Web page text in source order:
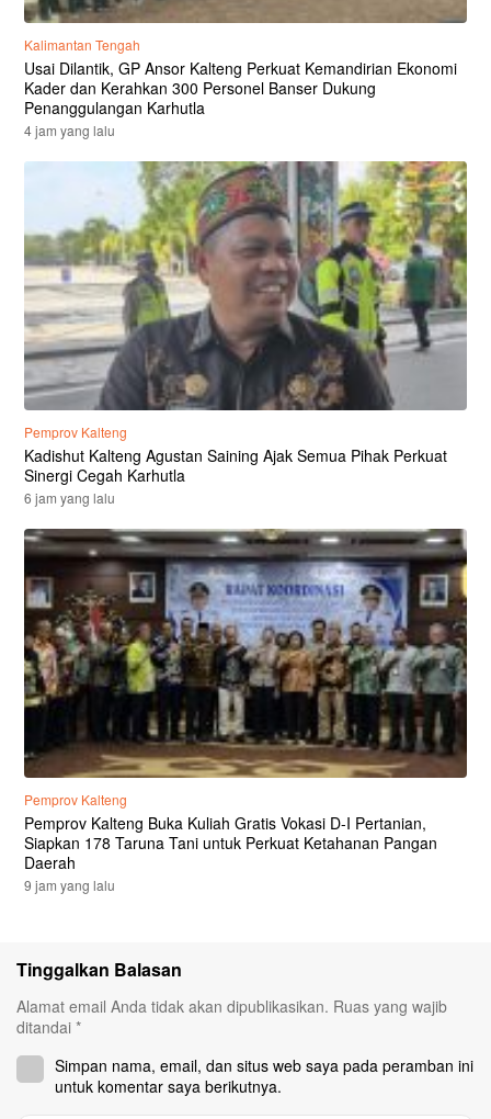
Kalimantan Tengah
Usai Dilantik, GP Ansor Kalteng Perkuat Kemandirian Ekonomi
Kader dan Kerahkan 300 Personel Banser Dukung
Penanggulangan Karhutla
4 jam yang lalu
Pemprov Kalteng
Kadishut Kalteng Agustan Saining Ajak Semua Pihak Perkuat
Sinergi Cegah Karhutla
6 jam yang lalu
Pemprov Kalteng
Pemprov Kalteng Buka Kuliah Gratis Vokasi D-I Pertanian,
Siapkan 178 Taruna Tani untuk Perkuat Ketahanan Pangan
Daerah
9 jam yang lalu
Tinggalkan Balasan
Alamat email Anda tidak akan dipublikasikan. Ruas yang wajib
ditandai *
Simpan nama, email, dan situs web saya pada peramban ini
untuk komentar saya berikutnya.